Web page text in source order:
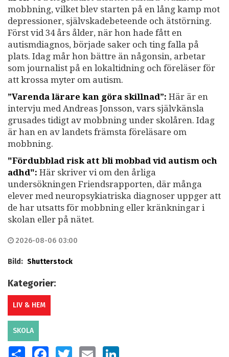
mobbning, vilket blev starten på en lång kamp mot
depressioner, självskadebeteende och ätstörning.
Först vid 34 års ålder, när hon hade fått en
autismdiagnos, började saker och ting falla på
plats. Idag mår hon bättre än någonsin, arbetar
som journalist på en lokaltidning och föreläser för
att krossa myter om autism.
”Varenda lärare kan göra skillnad”: Här är en
intervju med Andreas Jonsson, vars självkänsla
grusades tidigt av mobbning under skolåren. Idag
är han en av landets främsta föreläsare om
mobbning.
"Fördubblad risk att bli mobbad vid autism och
adhd": Här skriver vi om den årliga
undersökningen Friendsrapporten, där många
elever med neuropsykiatriska diagnoser uppger att
de har utsatts för mobbning eller kränkningar i
skolan eller på nätet.
2026-08-06 03:00
Bild: Shutterstock
Kategorier:
LIV & HEM
SKOLA
SHARE FACEBOOKTWITTER EMAIL